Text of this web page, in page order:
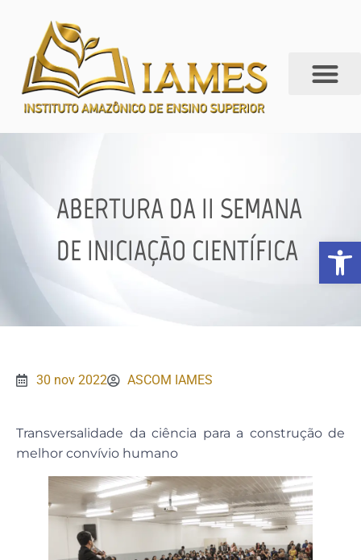
Abrir
ABERTURA DA II SEMANA
DE INICIAÇÃO CIENTÍFICA
30 nov 2022 ASCOM IAMES
Transversalidade da ciência para a construção de
melhor convívio humano